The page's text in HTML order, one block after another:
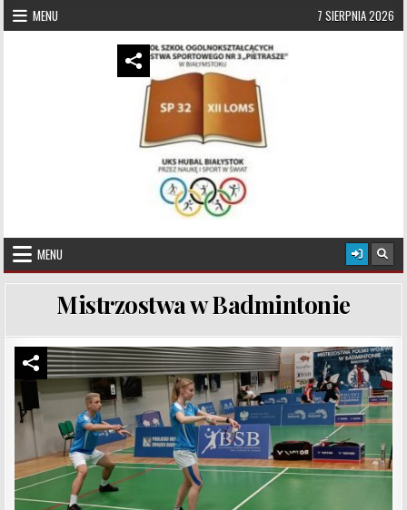
Skip to content
MENU 7 SIERPNIA 2026
UKS Hubal Białystok
MENU
Mistrzostwa w Badmintonie